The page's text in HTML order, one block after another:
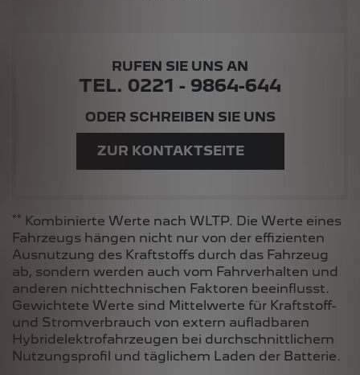
RUFEN SIE UNS AN
TEL. 0221 - 9864-644
ODER SCHREIBEN SIE UNS
ZUR KONTAKTSEITE
** Kombinierte Werte nach WLTP. Die Werte eines
Fahrzeugs hängen nicht nur von der effizienten
Ausnutzung des Kraftstoffs durch das Fahrzeug
ab, sondern werden auch vom Fahrverhalten und
anderen nichttechnischen Faktoren beeinflusst.
Gewichtete Werte sind Mittelwerte für Kraftstoff-
und Stromverbrauch von extern aufladbaren
Hybridelektrofahrzeugen bei durchschnittlichem
Nutzungsprofil und täglichem Laden der Batterie.